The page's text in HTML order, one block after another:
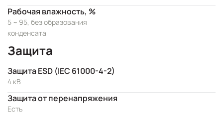
Рабочая влажность, %
5 ~ 95, без образования
конденсата
Защита
Защита ESD (IEC 61000-4-2)
4 кВ
Защита от перенапряжения
Есть